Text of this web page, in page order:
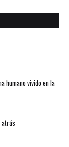
humano vivido en la
atrás